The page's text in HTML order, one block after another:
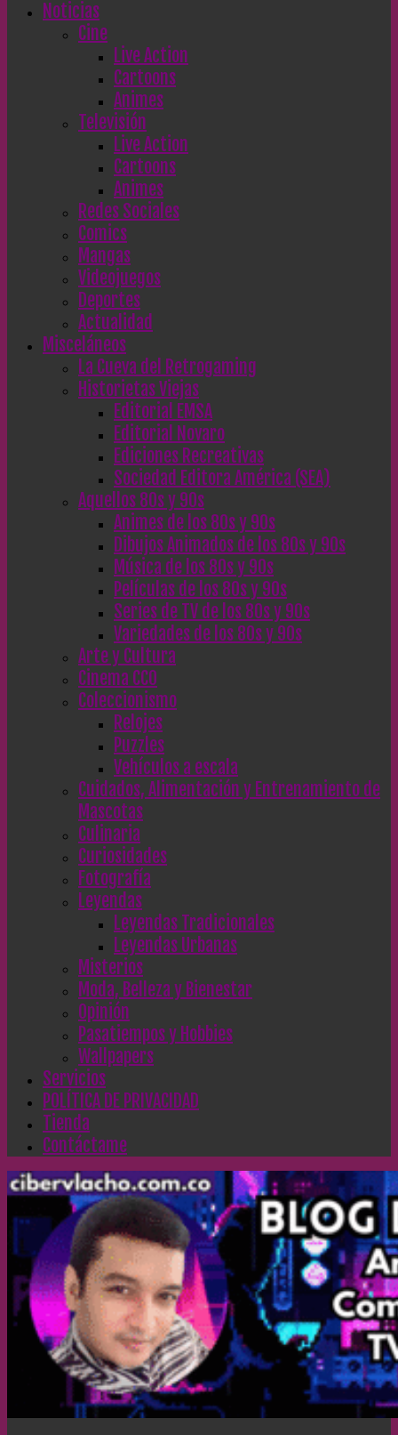
Noticias
Cine
Live Action
Cartoons
Animes
Televisión
Live Action
Cartoons
Animes
Redes Sociales
Comics
Mangas
Videojuegos
Deportes
Actualidad
Misceláneos
La Cueva del Retrogaming
Historietas Viejas
Editorial EMSA
Editorial Novaro
Ediciones Recreativas
Sociedad Editora América (SEA)
Aquellos 80s y 90s
Animes de los 80s y 90s
Dibujos Animados de los 80s y 90s
Música de los 80s y 90s
Películas de los 80s y 90s
Series de TV de los 80s y 90s
Variedades de los 80s y 90s
Arte y Cultura
Cinema CC0
Coleccionismo
Relojes
Puzzles
Vehículos a escala
Cuidados, Alimentación y Entrenamiento de
Mascotas
Culinaria
Curiosidades
Fotografía
Leyendas
Leyendas Tradicionales
Leyendas Urbanas
Misterios
Moda, Belleza y Bienestar
Opinión
Pasatiempos y Hobbies
Wallpapers
Servicios
POLÍTICA DE PRIVACIDAD
Tienda
Contáctame